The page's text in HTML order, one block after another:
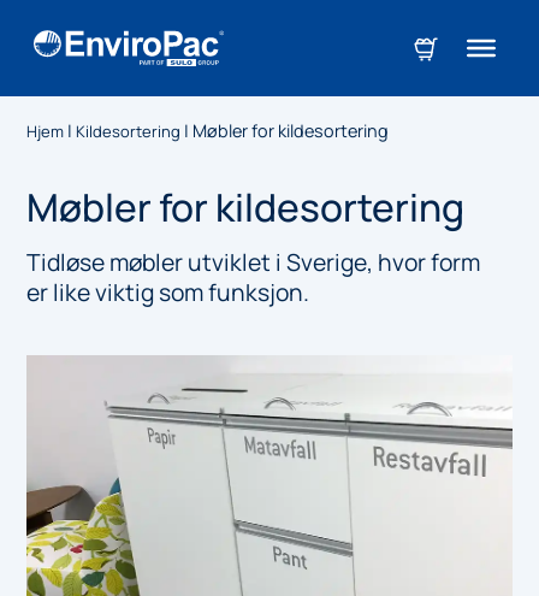
Hjem | Kildesortering | Møbler for kildesortering
Møbler for kildesortering
Tidløse møbler utviklet i Sverige, hvor form
er like viktig som funksjon.